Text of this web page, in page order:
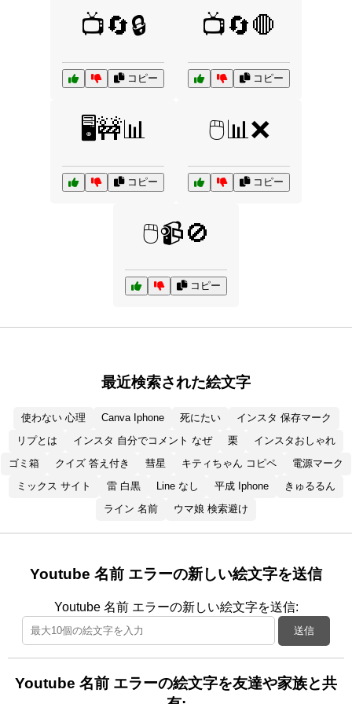
📺🔄🔒
コピー
📺🔄🛑
コピー
🖥️🚧📊
コピー
🖱️📊❌
コピー
🖱️📹🚫
コピー
最近検索された絵文字
使わない 心理 Canva Iphone 死にたい
インスタ 保存マーク
リプとは
インスタ 自分でコメント なぜ 栗
インスタおしゃれ
ゴミ箱
クイズ 答え付き 彗星 キティちゃん コピペ
電源マーク
ミックス サイト
雷 白黒 Line なし 平成 Iphone
きゅるるん
ライン 名前
ウマ娘 検索避け
Youtube 名前 エラーの新しい絵文字を送信
Youtube 名前 エラーの新しい絵文字を送信:
送信
Youtube 名前 エラーの絵文字を友達や家族と共